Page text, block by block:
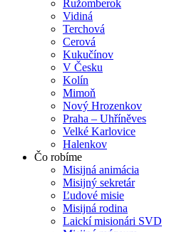
Ružomberok
Vidiná
Terchová
Cerová
Kukučínov
V Česku
Kolín
Mimoň
Nový Hrozenkov
Praha – Uhříněves
Velké Karlovice
Halenkov
Čo robíme
Misijná animácia
Misijný sekretár
Ľudové misie
Misijná rodina
Laickí misionári SVD